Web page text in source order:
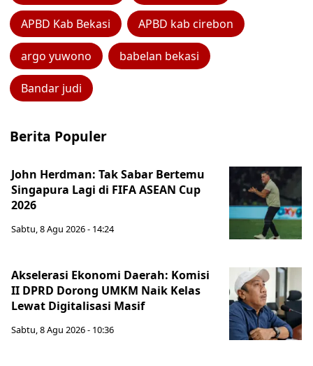
APBD Kab Bekasi APBD kab cirebon
argo yuwono babelan bekasi
Bandar judi
Berita Populer
John Herdman: Tak Sabar Bertemu
Singapura Lagi di FIFA ASEAN Cup
2026
Sabtu, 8 Agu 2026 - 14:24
Akselerasi Ekonomi Daerah: Komisi
II DPRD Dorong UMKM Naik Kelas
Lewat Digitalisasi Masif
Sabtu, 8 Agu 2026 - 10:36